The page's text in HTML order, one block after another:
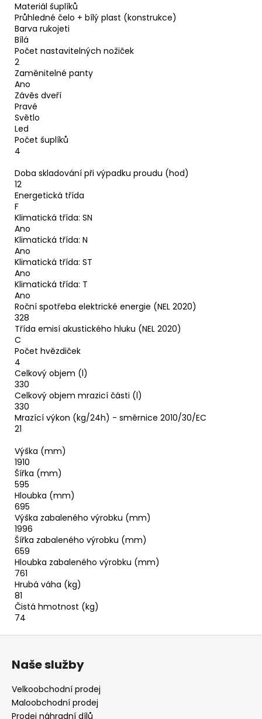
Materiál šuplíků
Průhledné čelo + bílý plast (konstrukce)
Barva rukojeti
Bílá
Počet nastavitelných nožiček
2
Zaměnitelné panty
Ano
Závěs dveří
Pravé
Světlo
Led
Počet šuplíků
4
Doba skladování při výpadku proudu (hod)
12
Energetická třída
F
Klimatická třída: SN
Ano
Klimatická třída: N
Ano
Klimatická třída: ST
Ano
Klimatická třída: T
Ano
Roční spotřeba elektrické energie (NEL 2020)
328
Třída emisí akustického hluku (NEL 2020)
C
Počet hvězdiček
4
Celkový objem (l)
330
Celkový objem mrazicí části (l)
330
Mrazící výkon (kg/24h) - směrnice 2010/30/EC
21
Výška (mm)
1910
Šířka (mm)
595
Hloubka (mm)
695
Výška zabaleného výrobku (mm)
1996
Šířka zabaleného výrobku (mm)
659
Hloubka zabaleného výrobku (mm)
761
Hrubá váha (kg)
81
Čistá hmotnost (kg)
74
Naše služby
Velkoobchodní prodej
Maloobchodní prodej
Prodej náhradní dílů